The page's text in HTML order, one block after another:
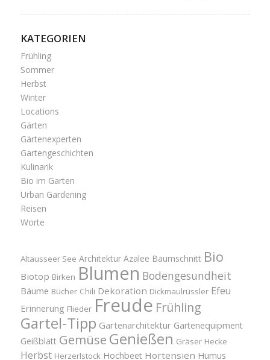
KATEGORIEN
Frühling
Sommer
Herbst
Winter
Locations
Gärten
Gärtenexperten
Gartengeschichten
Kulinarik
Bio im Garten
Urban Gardening
Reisen
Worte
Altausseer See Architektur Azalee Baumschnitt Bio
Biotop Birken Blumen Bodengesundheit
Bäume Bücher Chili Dekoration Dickmaulrüssler Efeu
Erinnerung Flieder Freude Frühling
Gartel-Tipp Gartenarchitektur Gartenequipment
Geißblatt Gemüse Genießen Gräser Hecke
Herbst Herzerlstock Hochbeet Hortensien Humus